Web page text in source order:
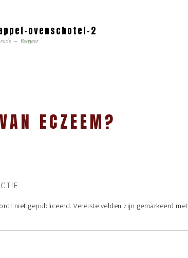
ovenschotel-2
Reageer
ECZEEM?
niet gepubliceerd. Vereiste velden zijn gemarkeerd met